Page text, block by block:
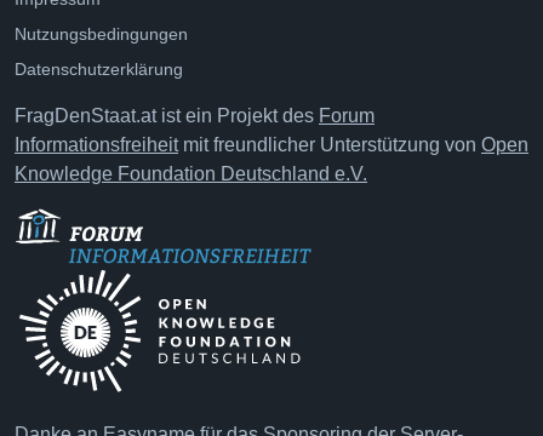
Nutzungsbedingungen
Datenschutzerklärung
FragDenStaat.at ist ein Projekt des Forum
Informationsfreiheitmit freundlicher Unterstützung von Open
Knowledge Foundation Deutschland e.V.